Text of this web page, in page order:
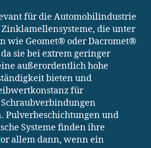
für die Automobilindustrie
die unter
wie Geomet® oder Dacromet®
sie bei extrem geringer
außerordentlich hohe
bieten und
für
Pulverbeschichtungen und
Systeme finden ihre
allem dann, wenn ein